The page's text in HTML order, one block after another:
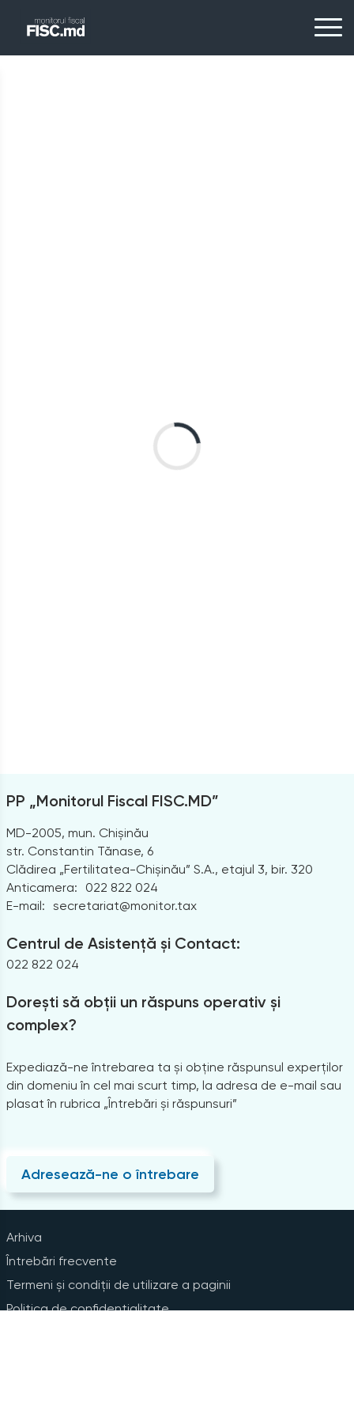
PP „Monitorul Fiscal FISC.MD”
MD-2005, mun. Chișinău
str. Constantin Tănase, 6
Clădirea „Fertilitatea-Chișinău” S.A., etajul 3, bir. 320
Anticamera:
022 822 024
E-mail: secretariat@monitor.tax
Centrul de Asistență și Contact:
022 822 024
Dorești să obții un răspuns operativ și
complex?
Expediază-ne întrebarea ta și obține răspunsul experților
din domeniu în cel mai scurt timp, la adresa de e-mail sau
plasat în rubrica „Întrebări și răspunsuri”
Adresează-ne o întrebare
Arhiva
Întrebări frecvente
Termeni și condiții de utilizare a paginii
Politica de confidențialitate